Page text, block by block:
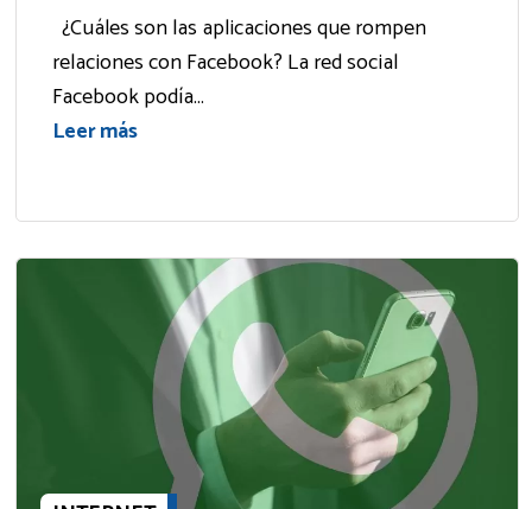
¿Cuáles son las aplicaciones que rompen
relaciones con Facebook? La red social
Facebook podía...
Leer más